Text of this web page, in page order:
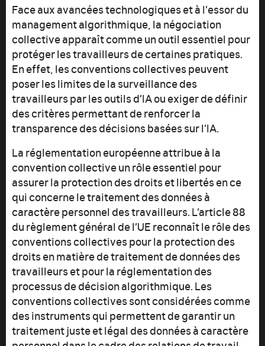
Face aux avancées technologiques et à l’essor du
management algorithmique, la négociation
collective apparaît comme un outil essentiel pour
protéger les travailleurs de certaines pratiques.
En effet, les conventions collectives peuvent
poser les limites de la surveillance des
travailleurs par les outils d’IA ou exiger de définir
des critères permettant de renforcer la
transparence des décisions basées sur l’IA.
La réglementation européenne attribue à la
convention collective un rôle essentiel pour
assurer la protection des droits et libertés en ce
qui concerne le traitement des données à
caractère personnel des travailleurs. L’article 88
du règlement général de l’UE reconnaît le rôle des
conventions collectives pour la protection des
droits en matière de traitement de données des
travailleurs et pour la réglementation des
processus de décision algorithmique. Les
conventions collectives sont considérées comme
des instruments qui permettent de garantir un
traitement juste et légal des données à caractère